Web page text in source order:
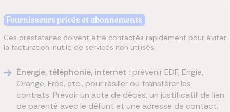
Fournisseurs privés et abonnements
Ces prestataires doivent être contactés rapidement pour éviter
la facturation inutile de services non utilisés.
Énergie, téléphonie, internet : prévenir EDF, Engie,
Orange, Free, etc., pour résilier ou transférer les
contrats. Prévoir un acte de décès, un justificatif de lien
de parenté avec le défunt et une adresse de contact.